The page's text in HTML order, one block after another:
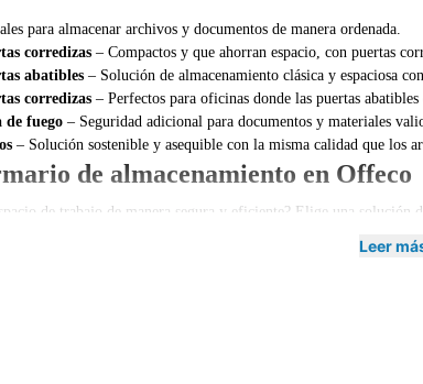
para almacenar archivos y documentos de manera ordenada.
corredizas – Compactos y que ahorran espacio, con puertas
abatibles – Solución de almacenamiento clásica y espaciosa
corredizas – Perfectos para oficinas donde las puertas abatibles
de fuego – Seguridad adicional para documentos y materiales
– Solución sostenible y asequible con la misma calidad que los
de almacenamiento en Offeco
de trabajo de manera segura y eficiente? Elige una
Leer